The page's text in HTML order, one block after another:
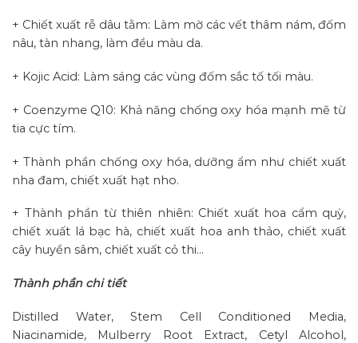
+ Chiết xuất rễ dâu tằm: Làm mờ các vết thâm nám, đốm
nâu, tàn nhang, làm đều màu da.
+ Kojic Acid: Làm sáng các vùng đốm sắc tố tối màu.
+ Coenzyme Q10: Khả năng chống oxy hóa mạnh mẽ từ
tia cực tím.
+ Thành phần chống oxy hóa, dưỡng ẩm như chiết xuất
nha đam, chiết xuất hạt nho.
+ Thành phần từ thiên nhiên: Chiết xuất hoa cẩm quỳ,
chiết xuất lá bạc hà, chiết xuất hoa anh thảo, chiết xuất
cây huyền sâm, chiết xuất cỏ thi…
Thành phần chi tiết
Distilled Water, Stem Cell Conditioned Media,
Niacinamide, Mulberry Root Extract, Cetyl Alcohol,